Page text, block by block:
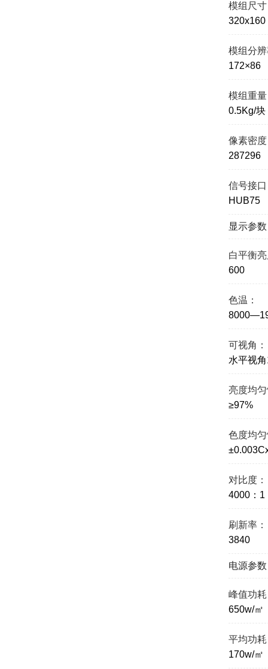
模组尺
320x160
模组分
172×86
模组重
0.5Kg/块
像素密
287296
信号接
HUB75
显示参数
白平衡
600
色温：
可视角：
水平视
亮度均
≥97%
色度均
对比度：
4000：1
刷新率：
3840
电源参数
峰值功
650w/㎡
平均功
170w/㎡